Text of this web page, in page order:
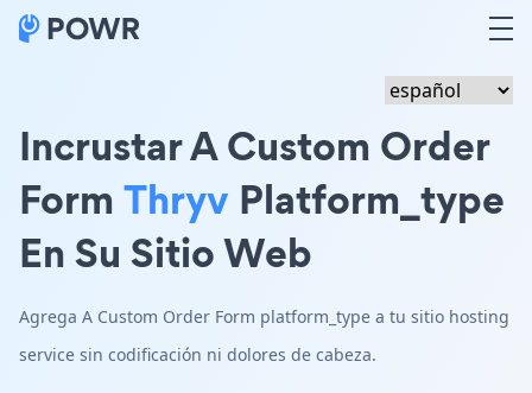
Incrustar A Custom Order
Form Thryv Platform_type
En Su Sitio Web
Agrega A Custom Order Form platform_type a tu sitio hosting
service sin codificación ni dolores de cabeza.